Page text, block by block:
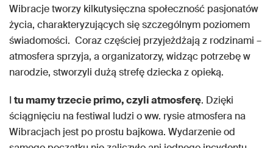
Wibracje tworzy kilkutysięczna społeczność pasjonatów
życia, charakteryzujących się szczególnym poziomem
świadomości. Coraz częściej przyjeżdżają z rodzinami –
atmosfera sprzyja, a organizatorzy, widząc potrzebę w
narodzie, stworzyli dużą strefę dziecka z opieką.
I tu mamy trzecie primo, czyli atmosferę. Dzięki
ściągnięciu na festiwal ludzi o ww. rysie atmosfera na
Wibracjach jest po prostu bajkowa. Wydarzenie od